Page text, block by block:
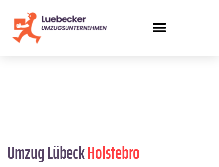
Umzug LübeckHolstebro